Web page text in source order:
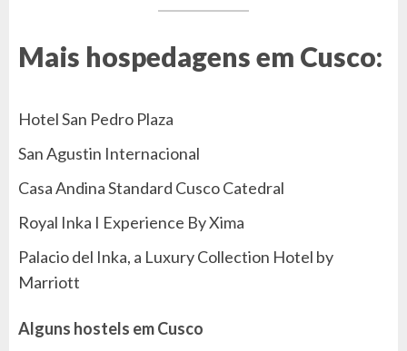
Mais hospedagens em Cusco:
Hotel San Pedro Plaza
San Agustin Internacional
Casa Andina Standard Cusco Catedral
Royal Inka I Experience By Xima
Palacio del Inka, a Luxury Collection Hotel by
Marriott
Alguns hostels em Cusco